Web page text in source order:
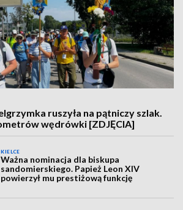
ruszyła na pątniczy szlak.
wędrówki [ZDJĘCIA]
KIELCE
Ważna nominacja dla biskupa
sandomierskiego. Papież Leon XIV
powierzył mu prestiżową funkcję